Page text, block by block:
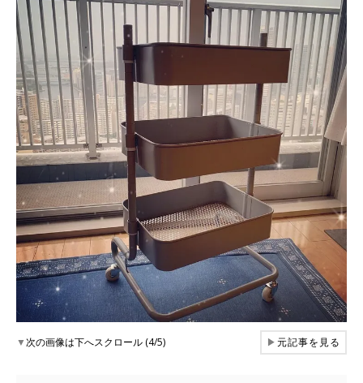
▼次の画像は下へスクロール (4/5) ▶元記事を見る